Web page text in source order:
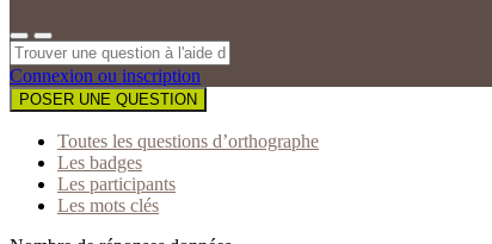
Connexion ou inscription
POSER UNE QUESTION
Toutes les questions d’orthographe
Les badges
Les participants
Les mots clés